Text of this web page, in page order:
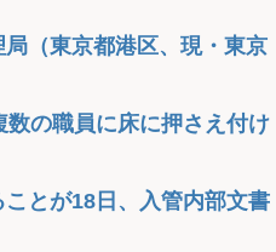
（東京都港区、現・東京
の職員に床に押さえ付け
とが18日、入管内部文書